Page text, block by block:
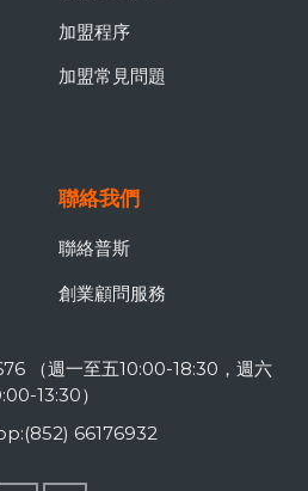
加盟程序
加盟常見問題
聯絡我們
聯絡普斯
創業顧問服務
（週一至五10:00-18:30，週六
13:30）
66176932